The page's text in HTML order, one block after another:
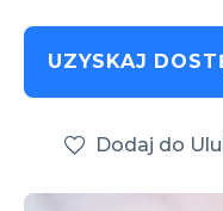
UZYSKAJ
Dodaj do